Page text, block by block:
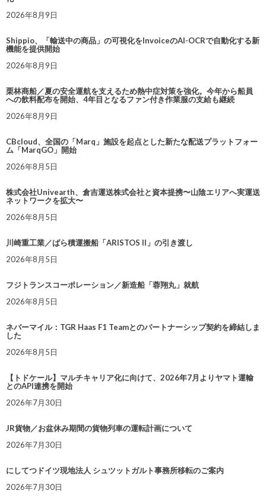
2026年8月9日
Shippio、「輸送中の商品」の可視化をInvoiceのAI-OCRで自動化する新
機能を提供開始
2026年8月9日
栗林商船／夏の安全運航を支えるため熱中症対策を強化。今年から船員
への飲料配布を開始、4年目となるファン付き作業服の支給も継続
2026年8月9日
CBcloud、全国の「Marq」施設を起点とした新たな配送プラットフォー
ム「MarqGO」開始
2026年8月5日
株式会社Univearth、倉吉運送株式会社と資本提携〜山陰エリアへ実運送
ネットワークを拡大〜
2026年8月5日
川崎重工業／ばら積運搬船「ARISTOS II」の引き渡し
2026年8月5日
フジトランスコーポレーション／新造船「蓉翔丸」就航
2026年8月5日
ネバーマイル：TGR Haas F1 Teamとのパートナーシップ契約を締結しま
した
2026年8月5日
【トドケール】マルチキャリア化に向けて、2026年7月よりヤマト運輸
とのAPI連携を開始
2026年7月30日
JR貨物／お盆休み期間の貨物列車の運転計画について
2026年7月30日
にしてつドイツ現地法人 シュツットガルト事務所移転のご案内
2026年7月30日